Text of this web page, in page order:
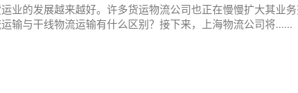
业的发展越来越好。许多货运物流公司也正在慢慢扩大其业
输与干线物流运输有什么区别？接下来，上海物流公司将......